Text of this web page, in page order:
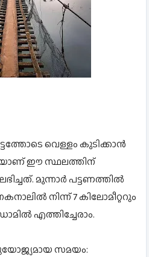
വെള്ളം കുടിക്കാൻ
ഈ സ്ഥലത്തിന്
മുന്നാർ പട്ടണത്തിൽ
നിന്ന് 7 കിലോമീറ്ററും
എത്തിച്ചേരാം.
സമയം: